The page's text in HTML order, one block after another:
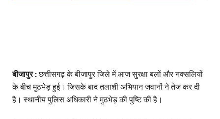
बीजापुर :छत्तीसगढ़ के बीजापुर जिले में आज सुरक्षा बलों और नक्सलियों
के बीच मुठभेड़ हुई। जिसके बाद तलाशी अभियान जवानों ने तेज कर दी
है। स्थानीय पुलिस अधिकारी ने मुठभेड़ की पुष्टि की है।